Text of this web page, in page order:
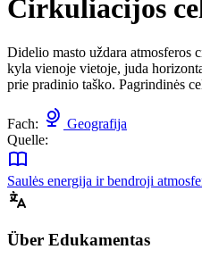
Cirkuliacijos
Didelio masto uždara atmosferos
kyla vienoje vietoje, juda
prie pradinio taško. Pagrindinės
Fach:
Geografija
Quelle:
Saulės energija ir bendroji
Über Edukamentas